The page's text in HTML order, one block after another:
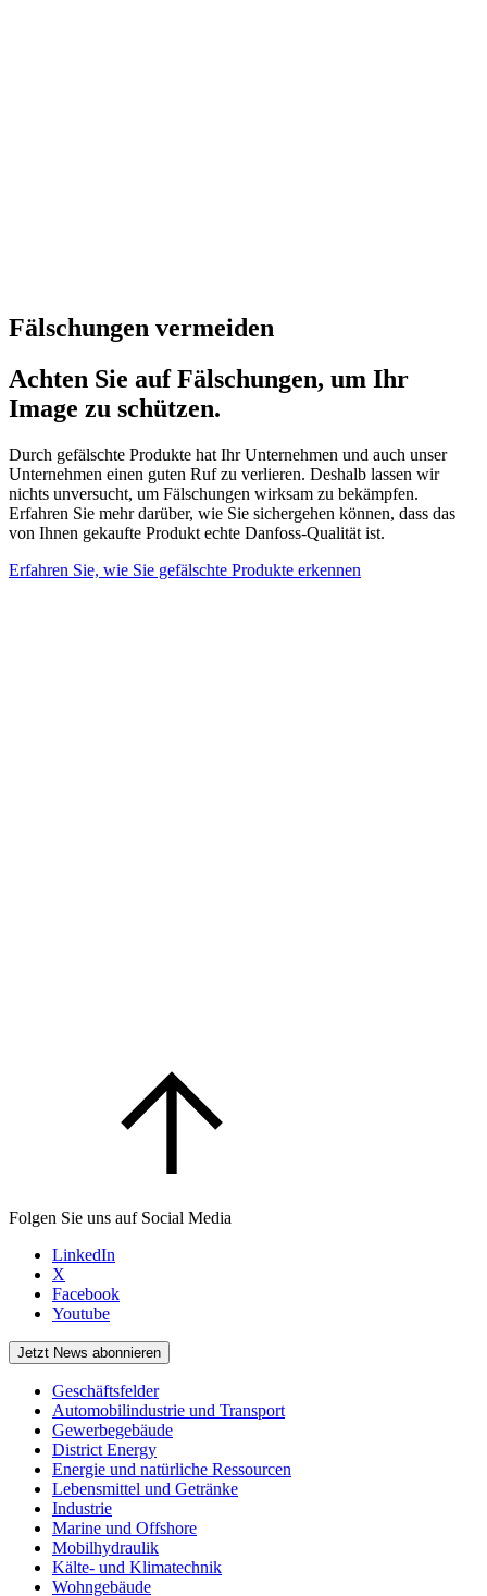
Fälschungen vermeiden
Achten Sie auf Fälschungen, um Ihr
Image zu schützen.
Durch gefälschte Produkte hat Ihr Unternehmen und auch unser
Unternehmen einen guten Ruf zu verlieren. Deshalb lassen wir
nichts unversucht, um Fälschungen wirksam zu bekämpfen.
Erfahren Sie mehr darüber, wie Sie sichergehen können, dass das
von Ihnen gekaufte Produkt echte Danfoss-Qualität ist.
Erfahren Sie, wie Sie gefälschte Produkte erkennen
Folgen Sie uns auf Social Media
LinkedIn
X
Facebook
Youtube
Jetzt News abonnieren
Geschäftsfelder
Automobilindustrie und Transport
Gewerbegebäude
District Energy
Energie und natürliche Ressourcen
Lebensmittel und Getränke
Industrie
Marine und Offshore
Mobilhydraulik
Kälte- und Klimatechnik
Wohngebäude